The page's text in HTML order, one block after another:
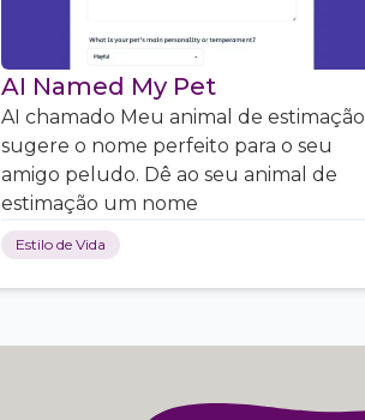
AI Named My Pet
AI chamado Meu animal de estimação
sugere o nome perfeito para o seu
amigo peludo. Dê ao seu animal de
estimação um nome
Estilo de Vida